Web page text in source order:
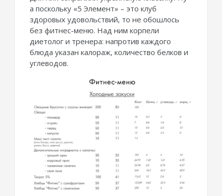
а поскольку «5 Элемент» – это клуб
здоровых удовольствий, то не обошлось
без фитнес-меню. Над ним корпели
диетолог и тренера: напротив каждого
блюда указан калораж, количество белков и
углеводов.